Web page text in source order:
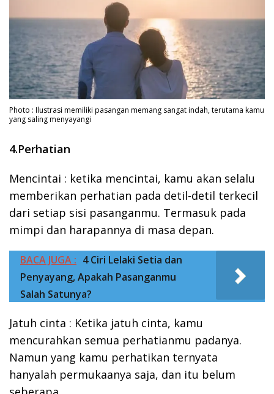
Photo : Ilustrasi memiliki pasangan memang sangat indah, terutama kamu
yang saling menyayangi
4.Perhatian
Mencintai : ketika mencintai, kamu akan selalu
memberikan perhatian pada detil-detil terkecil
dari setiap sisi pasanganmu. Termasuk pada
mimpi dan harapannya di masa depan.
BACA JUGA : 4 Ciri Lelaki Setia dan
Penyayang, Apakah Pasanganmu
Salah Satunya?
Jatuh cinta : Ketika jatuh cinta, kamu
mencurahkan semua perhatianmu padanya.
Namun yang kamu perhatikan ternyata
hanyalah permukaanya saja, dan itu belum